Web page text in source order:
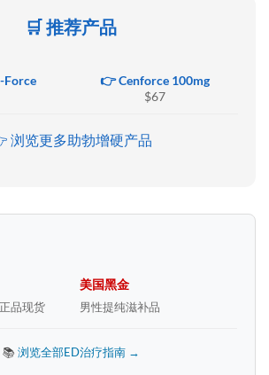
🛒 推荐产品
Force
👉 Cenforce 100mg
$67
浏览更多助勃增硬产品
品现货
美国黑金
男性提纯滋补品
📚 浏览全部ED治疗指南 →